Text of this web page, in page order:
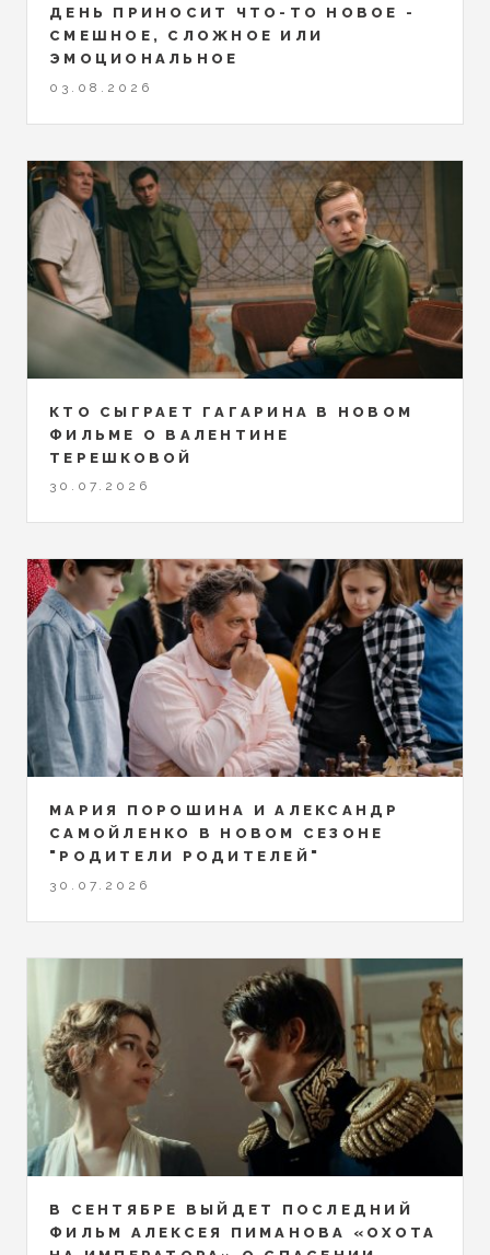
ДЕНЬ ПРИНОСИТ ЧТО-ТО НОВОЕ -
СМЕШНОЕ, СЛОЖНОЕ ИЛИ
ЭМОЦИОНАЛЬНОЕ
03.08.2026
КТО СЫГРАЕТ ГАГАРИНА В НОВОМ
ФИЛЬМЕ О ВАЛЕНТИНЕ
ТЕРЕШКОВОЙ
30.07.2026
МАРИЯ ПОРОШИНА И АЛЕКСАНДР
САМОЙЛЕНКО В НОВОМ СЕЗОНЕ
"РОДИТЕЛИ РОДИТЕЛЕЙ"
30.07.2026
В СЕНТЯБРЕ ВЫЙДЕТ ПОСЛЕДНИЙ
ФИЛЬМ АЛЕКСЕЯ ПИМАНОВА «ОХОТА